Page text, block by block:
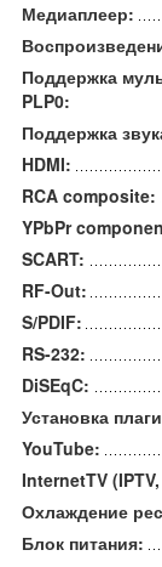
Медиаплеер:
Поддержка
PLP0:
Поддержка
HDMI:
RCA composite:
YPbPr
SCART:
RF-Out:
S/PDIF:
RS-232:
DiSEqC:
Установка
YouTube:
InternetTV
Охлаждение
Блок питания: